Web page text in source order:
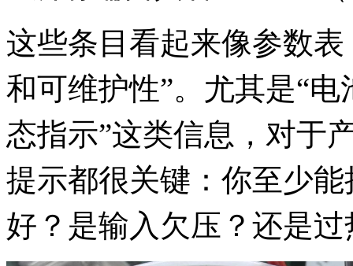
这些条目看起来像参数
和可维护性”。尤其是“
态指示”这类信息，对于
提示都很关键：你至少
好？是输入欠压？还是